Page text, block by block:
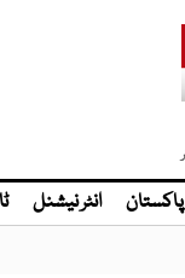
پاکستان انٹر نیشنل